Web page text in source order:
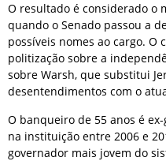
O resultado é considerado o
quando o Senado passou a
possíveis nomes ao cargo. O
politização sobre a
sobre Warsh, que substitui
desentendimentos com o
O banqueiro de 55 anos é
na instituição entre 2006 e
governador mais jovem do